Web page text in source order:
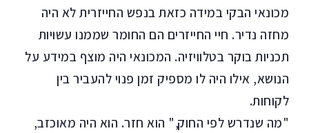
מכונאי הבקי במידה כזאת בנפש החייזרית לא היה
מחזה נדיר. חיי החייזרים הם החומר שממנו עשויות
תכניות בוקר בטלוויזיה. המכונאי היה מוצף במידע על
הנושא, אילו היה לו מספיק זמן פנוי להעביר בין
לקוחות.
"מה שנדרש לפי החוק," הוא חזר. הוא היה מאוכזב,